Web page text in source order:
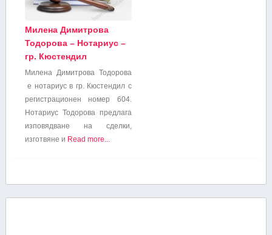
Милена Димитрова
Тодорова – Нотариус –
гр. Кюстендил
Милена Димитрова Тодорова
е нотариус в гр. Кюстендил с
регистрационен номер 604.
Нотариус Тодорова предлага
изповядване на сделки,
изготвяне и Read more...